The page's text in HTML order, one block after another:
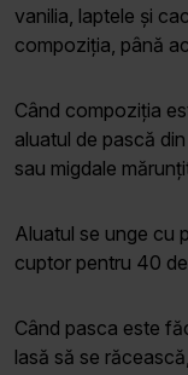
vanilia, laptele și
compoziția, până
Când compoziția
aluatul de pască
sau migdale
Aluatul se unge cu
cuptor pentru 40
Când pasca este
lasă să se